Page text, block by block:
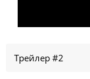
Трейлер #2